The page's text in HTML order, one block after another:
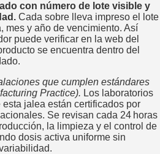
con número de lote visible y
Cada sobre lleva impreso el lote
mes y año de vencimiento. Así
puede verificar en la web del
se encuentra dentro del
que cumplen estándares
Practice). Los laboratorios
jalea están certificados por
Se revisan cada 24 horas
la limpieza y el control de
dosis activa uniforme sin